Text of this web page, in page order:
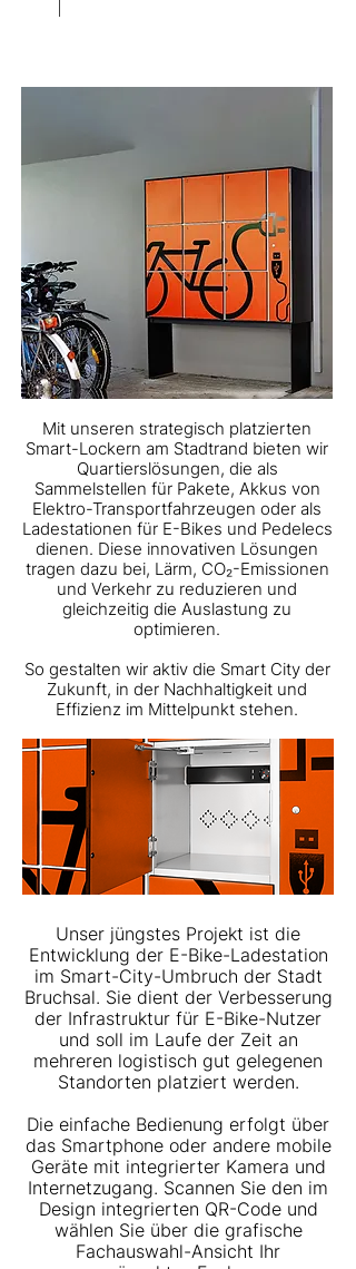
Mit unseren strategisch platzierten
Smart-Lockern am Stadtrand bieten wir
Quartierslösungen, die als
Sammelstellen für Pakete, Akkus von
Elektro-Transportfahrzeugen oder als
Ladestationen für E-Bikes und Pedelecs
dienen. Diese innovativen Lösungen
tragen dazu bei, Lärm, CO₂-Emissionen
und Verkehr zu reduzieren und
gleichzeitig die Auslastung zu
optimieren.
So gestalten wir aktiv die Smart City der
Zukunft, in der Nachhaltigkeit und
Effizienz im Mittelpunkt stehen.
Unser jüngstes Projekt ist die
Entwicklung der E-Bike-Ladestation
im Smart-City-Umbruch der Stadt
Bruchsal. Sie dient der Verbesserung
der Infrastruktur für E-Bike-Nutzer
und soll im Laufe der Zeit an
mehreren logistisch gut gelegenen
Standorten platziert werden.
Die einfache Bedienung erfolgt über
das Smartphone oder andere mobile
Geräte mit integrierter Kamera und
Internetzugang. Scannen Sie den im
Design integrierten QR-Code und
wählen Sie über die grafische
Fachauswahl-Ansicht Ihr